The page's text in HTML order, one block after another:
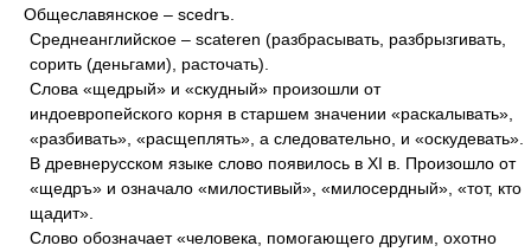
Общеславянское – scedrъ.
Среднеанглийское – scateren (разбрасывать, разбрызгивать,
сорить (деньгами), расточать).
Слова «щедрый» и «скудный» произошли от
индоевропейского корня в старшем значении «раскалывать»,
«разбивать», «расщеплять», а следовательно, и «оскудевать».
В древнерусском языке слово появилось в XI в. Произошло от
«щедръ» и означало «милостивый», «милосердный», «тот, кто
щадит».
Слово обозначает «человека, помогающего другим, охотно